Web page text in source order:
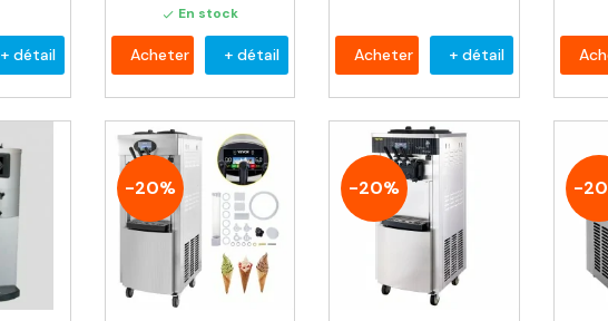
+ détail
 En stock
Acheter + détail Acheter + détail
-20% -20% -